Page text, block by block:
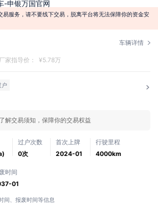
-申银万国官网
易服务，请不要线下交易，脱离平台将无法保障你的资金安
车辆详情
家指导价： ¥5.78万
了解交易须知，保障你的交易权益
a)
过户次数
0次
首次上牌
2024-01
行驶里程
4000km
时间
01
间、报废时间等信息